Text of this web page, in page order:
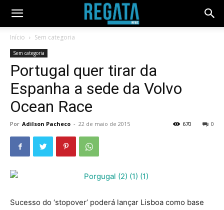
Início Sem categoria
Sem categoria
Portugal quer tirar da
Espanha a sede da Volvo
Ocean Race
Por Adilson Pacheco - 22 de maio de 2015 0
670
Sucesso do ‘stopover’ poderá lançar Lisboa como base